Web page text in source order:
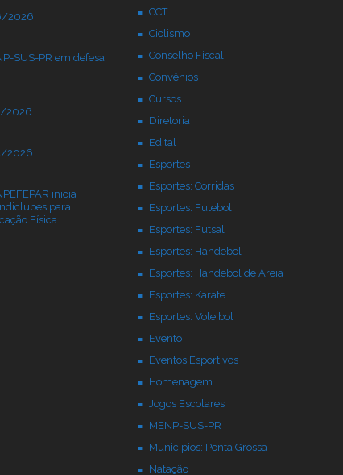
2026
SUS-PR em defesa
2026
2026
inicia
para
Física
CCT
Ciclismo
Conselho Fiscal
Convênios
Cursos
Diretoria
Edital
Esportes
Esportes: Corridas
Esportes: Futebol
Esportes: Futsal
Esportes: Handebol
Esportes: Handebol de Areia
Esportes: Karate
Esportes: Voleibol
Evento
Eventos Esportivos
Homenagem
Jogos Escolares
MENP-SUS-PR
Municipios: Ponta Grossa
Natação